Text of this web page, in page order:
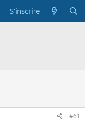
S'inscrire
#61